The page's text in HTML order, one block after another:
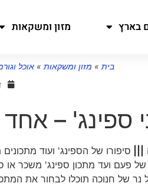
בארץ מזון ומשקאות
בית » מזון ומשקאות » אוכל
ספינג' –
סיפורו של הספינג' ועוד
פעם ועד מתכון ספינג' משכר או
נר של חנוכה תוכלו לבחור את